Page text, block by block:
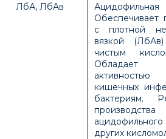
ЛбА, ЛбАв
Обеспечивает
с плотной
вязкой
чистым
Обладает
кишечных
бактериям.
других